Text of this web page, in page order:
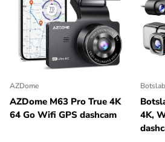
AZDome
AZDome M63 Pro True 4K
64 Go Wifi GPS dashcam
Botslab
4K,